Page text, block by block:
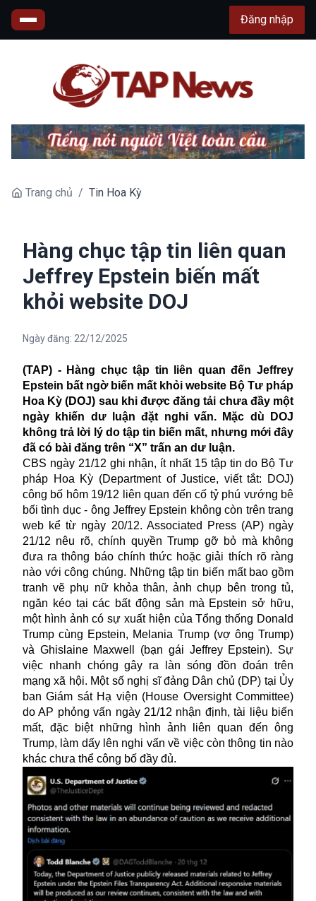
Đăng nhập
Trang chủ / Tin Hoa Kỳ
Hàng chục tập tin liên quan
Jeffrey Epstein biến mất
khỏi website DOJ
Ngày đăng: 22/12/2025
(TAP) - Hàng chục tập tin liên quan đến Jeffrey
Epstein bất ngờ biến mất khỏi website Bộ Tư pháp
Hoa Kỳ (DOJ) sau khi được đăng tải chưa đầy một
ngày khiến dư luận đặt nghi vấn. Mặc dù DOJ
không trả lời lý do tập tin biến mất, nhưng mới đây
đã có bài đăng trên “X” trấn an dư luận.
CBS ngày 21/12 ghi nhận, ít nhất 15 tập tin do Bộ Tư
pháp Hoa Kỳ (Department of Justice, viết tắt: DOJ)
công bố hôm 19/12 liên quan đến cố tỷ phú vướng bê
bối tình dục - ông Jeffrey Epstein không còn trên trang
web kể từ ngày 20/12. Associated Press (AP) ngày
21/12 nêu rõ, chính quyền Trump gỡ bỏ mà không
đưa ra thông báo chính thức hoặc giải thích rõ ràng
nào với công chúng. Những tập tin biến mất bao gồm
tranh vẽ phụ nữ khỏa thân, ảnh chụp bên trong tủ,
ngăn kéo tại các bất động sản mà Epstein sở hữu,
một hình ảnh có sự xuất hiện của Tổng thống Donald
Trump cùng Epstein, Melania Trump (vợ ông Trump)
và Ghislaine Maxwell (bạn gái Jeffrey Epstein). Sự
việc nhanh chóng gây ra làn sóng đồn đoán trên
mạng xã hội. Một số nghị sĩ đảng Dân chủ (DP) tại Ủy
ban Giám sát Hạ viện (House Oversight Committee)
do AP phỏng vấn ngày 21/12 nhận định, tài liệu biến
mất, đặc biệt những hình ảnh liên quan đến ông
Trump, làm dấy lên nghi vấn về việc còn thông tin nào
khác chưa thể công bố đầy đủ.